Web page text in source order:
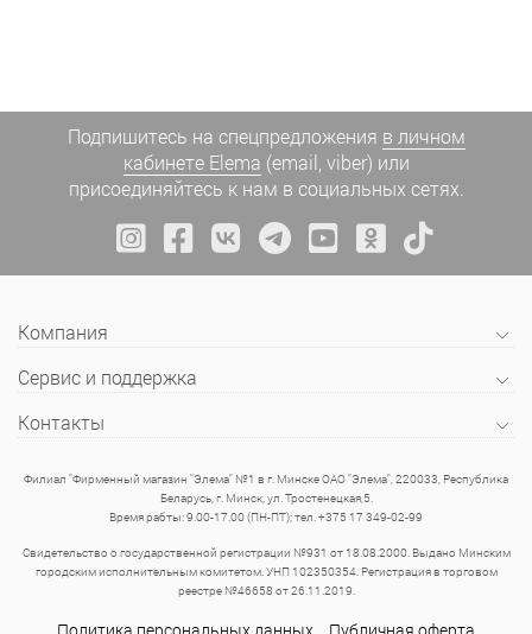
Подпишитесь на спецпредложения в личном
кабинете Elema (email, viber) или
присоединяйтесь к нам в социальных сетях.
Компания
Сервис и поддержка
Контакты
Филиал "Фирменный магазин "Элема" №1 в г. Минске ОАО "Элема", 220033, Республика
Беларусь, г. Минск, ул. Тростенецкая,5.
Время рабты: 9.00-17.00 (ПН-ПТ); тел. +375 17 349-02-99
Свидетельство о государственной регистрации №931 от 18.08.2000. Выдано Минским
городским исполнительным комитетом. УНП 102350354. Регистрация в торговом
реестре №46658 от 26.11.2019.